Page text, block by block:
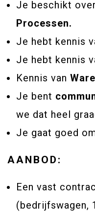
Je beschikt
Processen.
Je hebt kennis
Je hebt kennis
Kennis van
Je bent
we dat heel
Je gaat goed
AANBOD:
Een vast
(bedrijfswagen,